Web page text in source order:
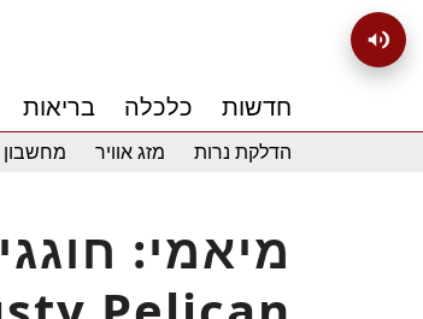
חדשות כלכלה בריאות
הדלקת נרות מזג אוויר מחשבון
מיאמי: